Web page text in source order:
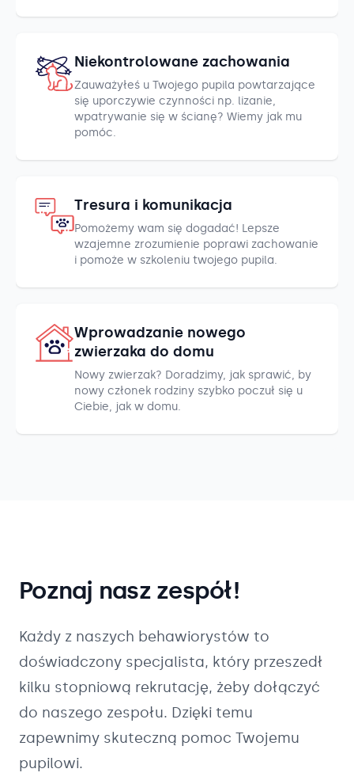
Niekontrolowane zachowania
Zauważyłeś u Twojego pupila powtarzające
się uporczywie czynności np. lizanie,
wpatrywanie się w ścianę? Wiemy jak mu
pomóc.
Tresura i komunikacja
Pomożemy wam się dogadać! Lepsze
wzajemne zrozumienie poprawi zachowanie
i pomoże w szkoleniu twojego pupila.
Wprowadzanie nowego
zwierzaka do domu
Nowy zwierzak? Doradzimy, jak sprawić, by
nowy członek rodziny szybko poczuł się u
Ciebie, jak w domu.
Poznaj nasz zespół!
Każdy z naszych behawiorystów to
doświadczony specjalista, który przeszedł
kilku stopniową rekrutację, żeby dołączyć
do naszego zespołu. Dzięki temu
zapewnimy skuteczną pomoc Twojemu
pupilowi.